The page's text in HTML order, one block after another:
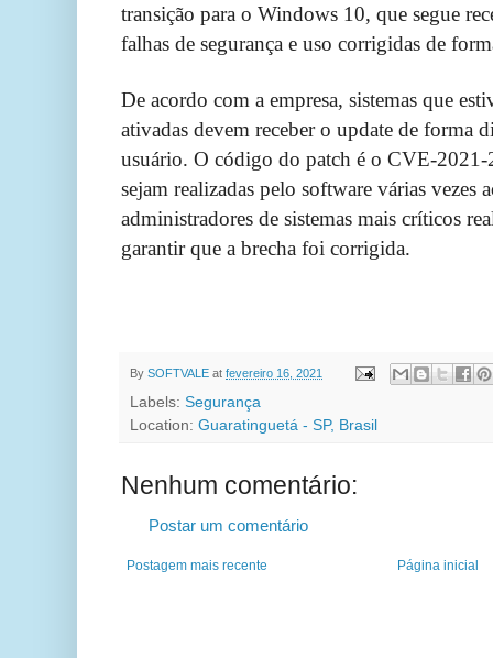
transição para o Windows 10, que segue
falhas de segurança e uso corrigidas de
De acordo com a empresa, sistemas que
ativadas devem receber o update de forma
usuário. O código do patch é o CVE-2021-
sejam realizadas pelo software várias vezes
administradores de sistemas mais críticos
garantir que a brecha foi corrigida.
By SOFTVALE at fevereiro 16, 2021
Labels: Segurança
Location: Guaratinguetá - SP, Brasil
Nenhum comentário:
Postar um comentário
Postagem mais recente Página inicial